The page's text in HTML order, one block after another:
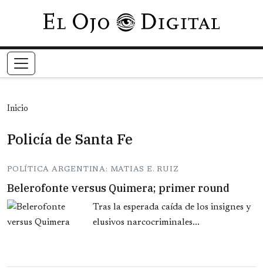
Pasar al contenido principal
Inicio
Policía de Santa Fe
POLÍTICA ARGENTINA: MATIAS E. RUIZ
Belerofonte versus Quimera; primer round
Tras la esperada caída de los insignes y
elusivos narcocriminales...